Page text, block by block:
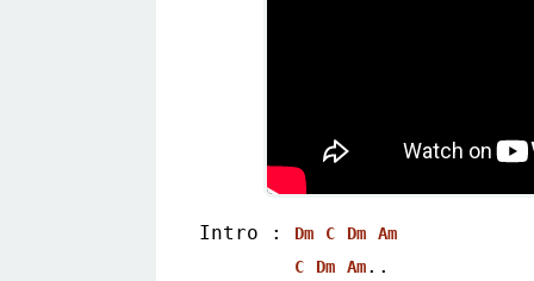
Intro : Dm C Dm
Am
C
Dm Am..